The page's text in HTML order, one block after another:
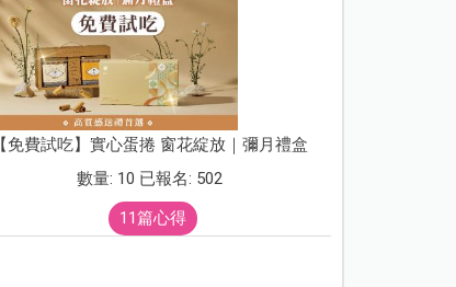
【免費試吃】實心蛋捲 窗花綻放｜彌月禮盒
數量: 10 已報名: 502
11篇心得